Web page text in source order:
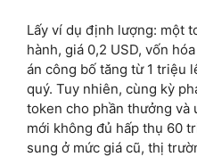
Lấy ví dụ định lượng: một
hành, giá 0,2 USD, vốn
án công bố tăng từ 1 triệu
quý. Tuy nhiên, cùng kỳ
token cho phần thưởng và
mới không đủ hấp thụ 60
sung ở mức giá cũ, thị